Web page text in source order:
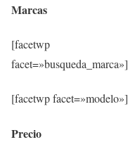
Marcas
[facetwp
facet=»busqueda_marca»]
[facetwp facet=»modelo»]
Precio